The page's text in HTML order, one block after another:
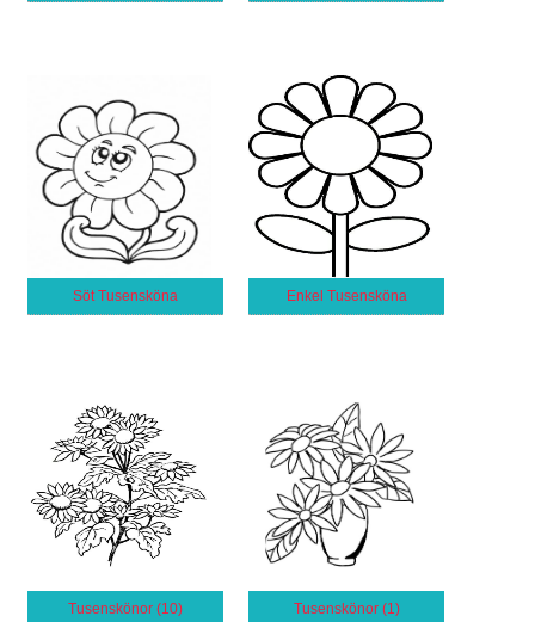
Söt Tusensköna Enkel Tusensköna
Tusenskönor (10) Tusenskönor (1)